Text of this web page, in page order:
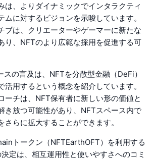
は、よりダイナミックでインタラクティ
ムに対するビジョンを示唆しています。
ブは、クリエーターやゲーマーに新たな
り、NFTのより広範な採用を促進する可
の言及は、NFTを分散型金融（DeFi）
活用するという概念を紹介しています。
ーチは、NFT保有者に新しい形の価値と
き放つ可能性があり、NFTスペース内で
さらに拡大することができます。
トークン（NFTEarthOFT）を利用する
定は、相互運用性と使いやすさへのコミ